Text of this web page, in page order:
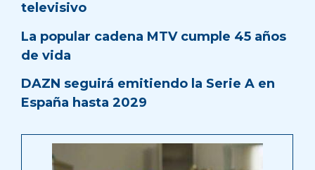
televisivo
La popular cadena MTV cumple 45 años
de vida
DAZN seguirá emitiendo la Serie A en
España hasta 2029